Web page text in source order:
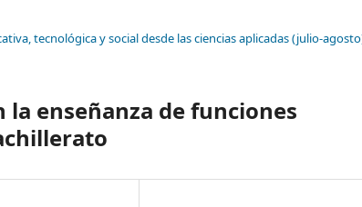
tecnológica y social desde las ciencias aplicadas (julio-
la enseñanza de funciones